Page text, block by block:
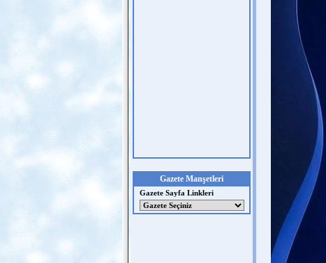
Gazete Manşetleri
Gazete Sayfa Linkleri